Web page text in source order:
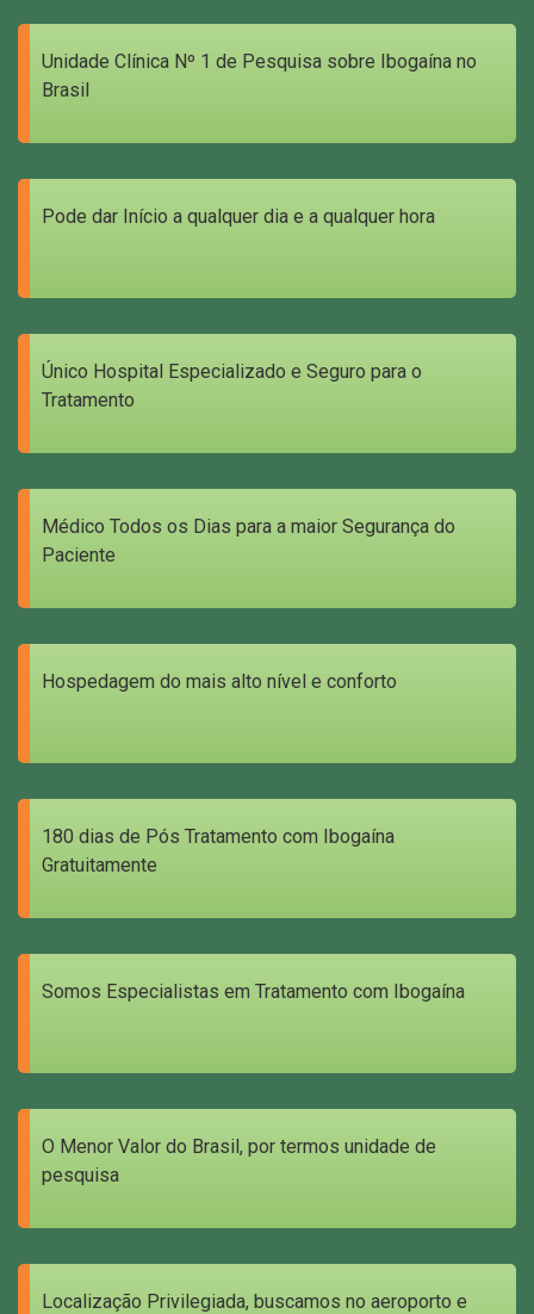
Unidade Clínica Nº 1 de Pesquisa sobre Ibogaína no
Brasil
Pode dar Início a qualquer dia e a qualquer hora
Único Hospital Especializado e Seguro para o
Tratamento
Médico Todos os Dias para a maior Segurança do
Paciente
Hospedagem do mais alto nível e conforto
180 dias de Pós Tratamento com Ibogaína
Gratuitamente
Somos Especialistas em Tratamento com Ibogaína
O Menor Valor do Brasil, por termos unidade de
pesquisa
Localização Privilegiada, buscamos no aeroporto e